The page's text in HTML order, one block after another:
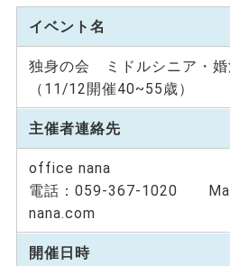
イベント名
独身の会 ミドルシニア・婚
（11/12開催40~55歳）
主催者連絡先
office nana
電話：059-367-1020
nana.com
開催日時